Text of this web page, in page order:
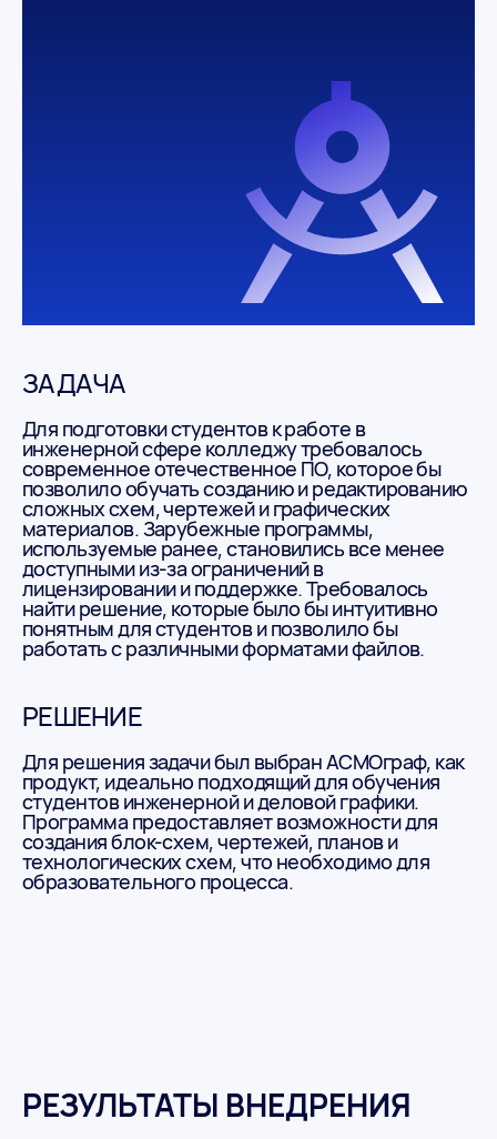
ЗАДАЧА
Для подготовки студентов к работе в
инженерной сфере колледжу требовалось
современное отечественное ПО, которое бы
позволило обучать созданию и редактированию
сложных схем, чертежей и графических
материалов. Зарубежные программы,
используемые ранее, становились все менее
доступными из-за ограничений в
лицензировании и поддержке. Требовалось
найти решение, которые было бы интуитивно
понятным для студентов и позволило бы
работать с различными форматами файлов.
РЕШЕНИЕ
Для решения задачи был выбран АСМОграф, как
продукт, идеально подходящий для обучения
студентов инженерной и деловой графики.
Программа предоставляет возможности для
создания блок-схем, чертежей, планов и
технологических схем, что необходимо для
образовательного процесса.
РЕЗУЛЬТАТЫ ВНЕДРЕНИЯ